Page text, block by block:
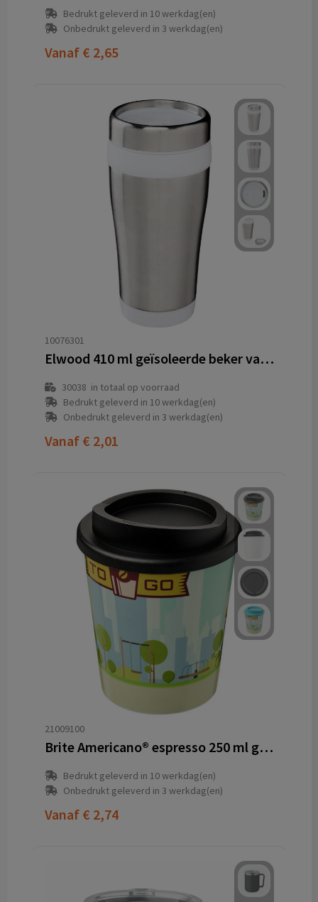
Bedrukt geleverd in 10 werkdag(en)
Onbedrukt geleverd in 3 werkdag(en)
Vanaf € 2,65
10076301
Elwood 410 ml geïsoleerde beker van RCS-gecertificeerd gerecycled roestvrij staal
30038 in totaal op voorraad
Bedrukt geleverd in 10 werkdag(en)
Onbedrukt geleverd in 3 werkdag(en)
Vanaf € 2,01
21009100
Brite Americano® espresso 250 ml geïsoleerde beker
Bedrukt geleverd in 10 werkdag(en)
Onbedrukt geleverd in 3 werkdag(en)
Vanaf € 2,74